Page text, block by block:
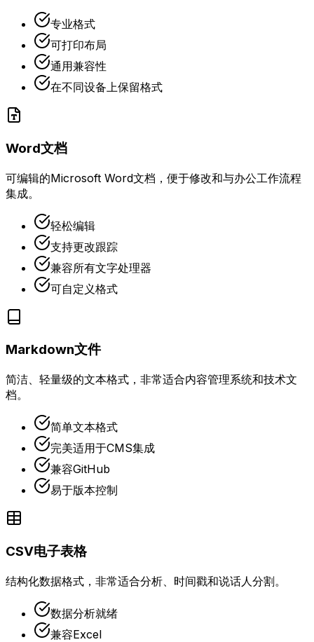
专业格式
可打印布局
通用兼容性
在不同设备上保留格式
Word文档
可编辑的Microsoft Word文档，便于修改和与办公工作流程
集成。
轻松编辑
支持更改跟踪
兼容所有文字处理器
可自定义格式
Markdown文件
简洁、轻量级的文本格式，非常适合内容管理系统和技术文
档。
简单文本格式
完美适用于CMS集成
兼容GitHub
易于版本控制
CSV电子表格
结构化数据格式，非常适合分析、时间戳和说话人分割。
数据分析就绪
兼容Excel